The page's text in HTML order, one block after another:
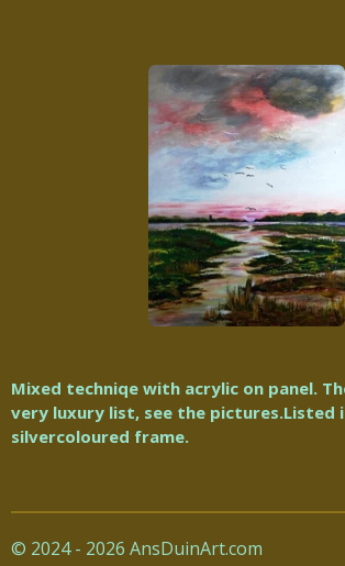
Mixed techniqe with acrylic on panel.
very luxury list, see the pictures.Listed
silvercoloured frame.
© 2024 - 2026 AnsDuinArt.com